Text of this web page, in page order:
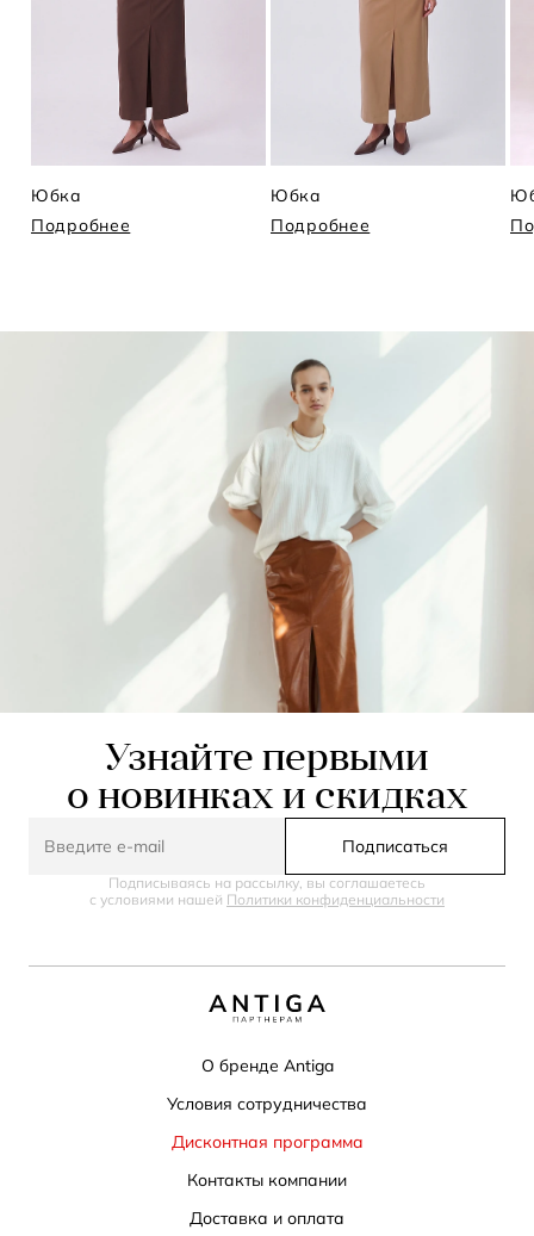
Юбка
Подробнее
Юбка
Подробнее
Узнайте первыми
о новинках и скидках
Подписаться
Подписываясь на рассылку, вы соглашаетесь
с условиями нашей Политики конфиденциальности
О бренде Antiga
Условия сотрудничества
Дисконтная программа
Контакты компании
Доставка и оплата